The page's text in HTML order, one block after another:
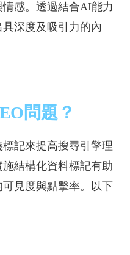
感。透過結合AI能力
深度及吸引力的內
問題？
記來提高搜尋引擎理
結構化資料標記有助
見度與點擊率。以下